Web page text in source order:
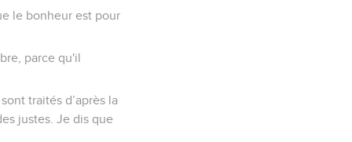
le bonheur est pour
parce qu'il
traités d’après la
justes. Je dis que